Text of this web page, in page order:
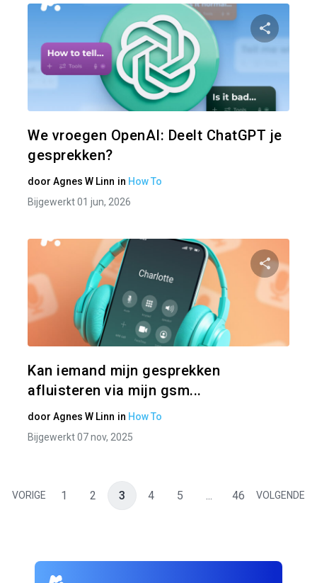
We vroegen OpenAI: Deelt ChatGPT je
gesprekken?
door Agnes W Linn in How To
Bijgewerkt 01 jun, 2026
Kan iemand mijn gesprekken
afluisteren via mijn gsm...
door Agnes W Linn in How To
Bijgewerkt 07 nov, 2025
VORIGE 1 2 3 4 5 ... 46 VOLGENDE